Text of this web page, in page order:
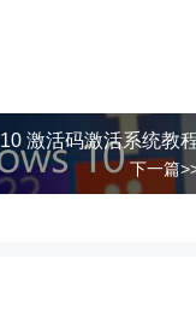
激活码激活系统教
下一篇